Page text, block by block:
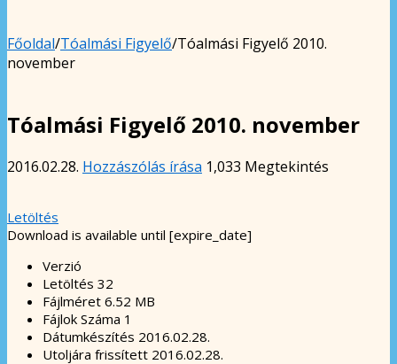
Főoldal/Tóalmási Figyelő/Tóalmási Figyelő 2010.
november
Tóalmási Figyelő 2010. november
2016.02.28. Hozzászólás írása 1,033 Megtekintés
Letöltés
Download is available until [expire_date]
Verzió
Letöltés 32
Fájlméret 6.52 MB
Fájlok Száma 1
Dátumkészítés 2016.02.28.
Utoljára frissített 2016.02.28.